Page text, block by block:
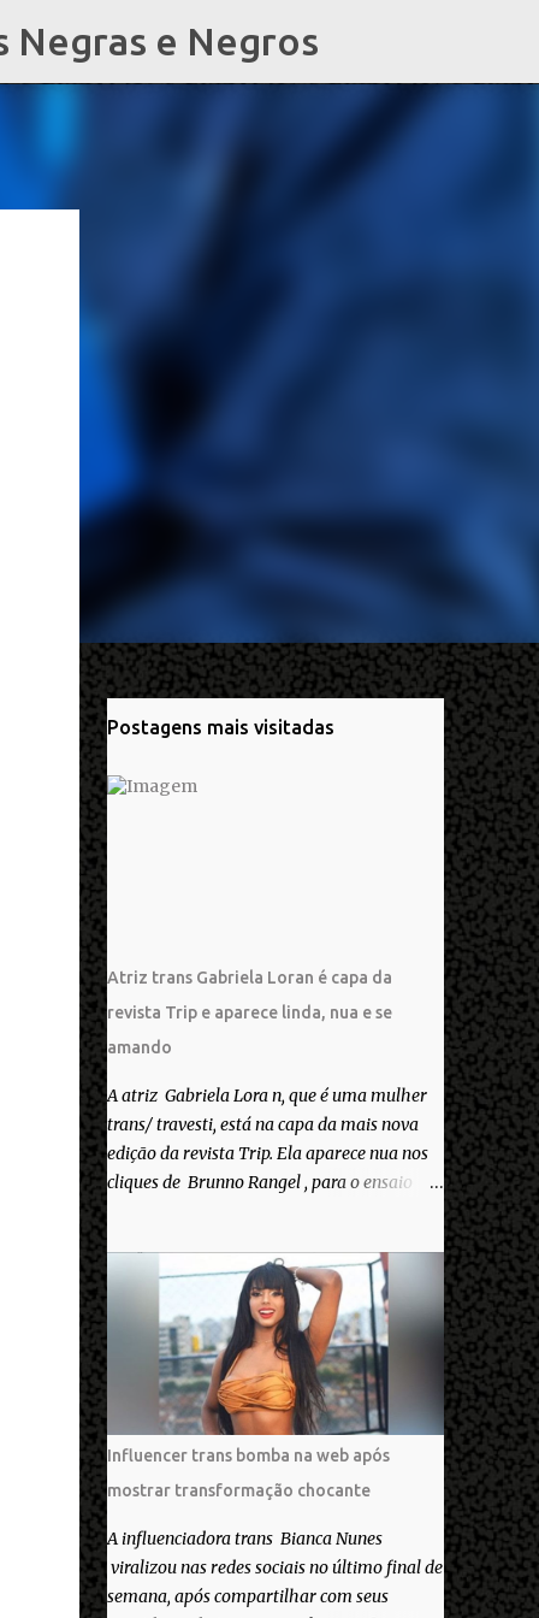
Negras e Negros
Postagens mais visitadas
Atriz trans Gabriela Loran é capa da
revista Trip e aparece linda, nua e se
amando
A atriz Gabriela Lora n, que é uma mulher
trans/ travesti, está na capa da mais nova
edição da revista Trip. Ela aparece nua nos
cliques de Brunno Rangel , para o ensaio
Pele Project, que ilustra a matéria de capa
saiuuu!!! Muita felicidade e gratidão a toda
movimentação para que isso se tornasse
real. Agradeço aos lindos Bruno e Marcelo
por me convidarem para esse projeto
incrível, que fala acima de tudo sobre amor.
Todo carinho do mundo para a Dri da Trip
que foi a ponte disso tudo”, escreveu
Gabriela. Gabriela classificou a capa como
linda e a matéria que envolvem 180
histórias (e corpos nus) de gente que se
apaixonou pela própria pele – como
extraordinária. O Pele Projetc tem como
Influencer trans bomba na web após
mostrar transformação chocante
A influenciadora trans Bianca Nunes
viralizou nas redes sociais no último final de
semana, após compartilhar com seus